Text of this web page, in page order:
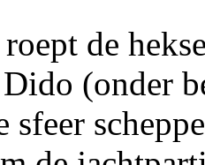
de
(onder
sfeer